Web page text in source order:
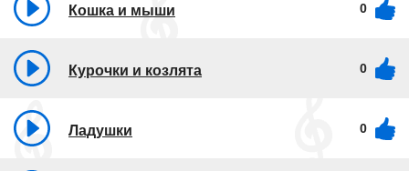
Кошка и мыши 0
Курочки и козлята 0
Ладушки 0